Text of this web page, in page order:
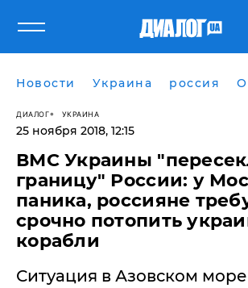
Новости Украина россия
ДИАЛОГ УКРАИНА
25 ноября 2018, 12:15
ВМС Украины
границу" России: у
паника, россияне
срочно потопить
корабли
​Ситуация в Азовском море